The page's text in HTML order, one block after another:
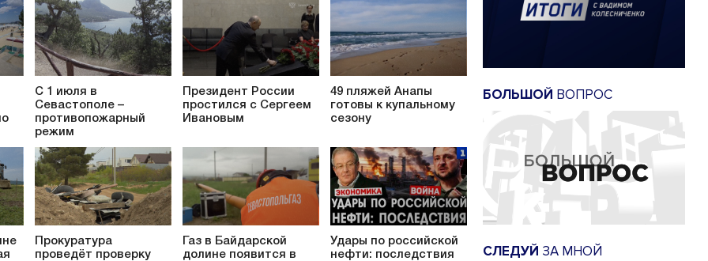
С 1 июля в
Севастополе –
противопожарный
режим
Президент России
простился с Сергеем
Ивановым
49 пляжей Анапы
готовы к купальному
сезону
Прокуратура
проведёт проверку
Газ в Байдарской
долине появится в
Удары по российской
нефти: последствия
БОЛЬШОЙ ВОПРОС
СЛЕДУЙ ЗА МНОЙ